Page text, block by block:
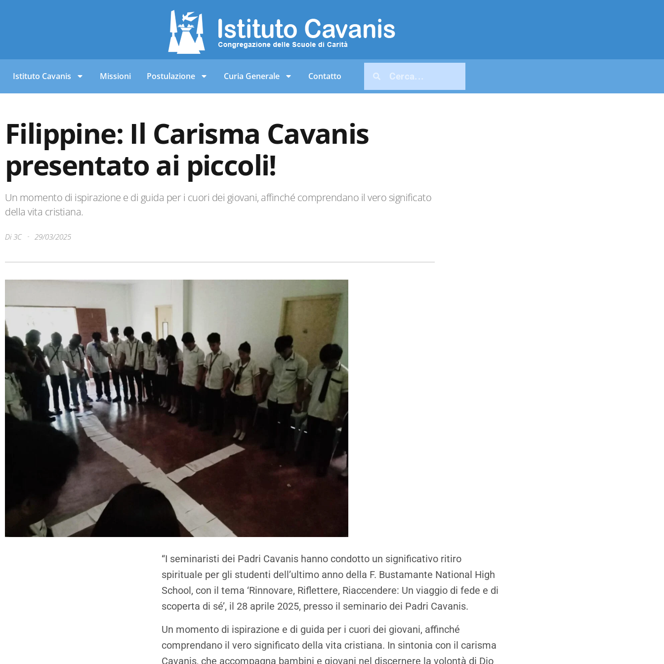
Istituto Cavanis Missioni Postulazione Curia Generale Contatto
Filippine: Il Carisma Cavanis
presentato ai piccoli!
Un momento di ispirazione e di guida per i cuori dei giovani, affinché comprendano il vero significato
della vita cristiana.
Di3C 29/03/2025
“I seminaristi dei Padri Cavanis hanno condotto un significativo ritiro
spirituale per gli studenti dell’ultimo anno della F. Bustamante National High
School, con il tema ‘Rinnovare, Riflettere, Riaccendere: Un viaggio di fede e di
scoperta di sé’, il 28 aprile 2025, presso il seminario dei Padri Cavanis.
Un momento di ispirazione e di guida per i cuori dei giovani, affinché
comprendano il vero significato della vita cristiana. In sintonia con il carisma
Cavanis, che accompagna bambini e giovani nel discernere la volontà di Dio